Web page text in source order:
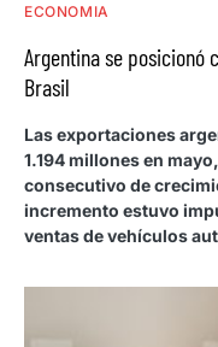
ECONOMIA
Argentina se posicionó
Brasil
Las exportaciones
1.194 millones en
consecutivo de
incremento estuvo
ventas de vehículos